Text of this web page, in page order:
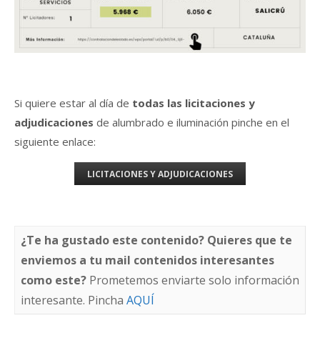
Si quiere estar al día de todas las licitaciones y
adjudicaciones de alumbrado e iluminación pinche en el
siguiente enlace:
LICITACIONES Y ADJUDICACIONES
¿Te ha gustado este contenido? Quieres que te
enviemos a tu mail contenidos interesantes
como este? Prometemos enviarte solo información
interesante. Pincha AQUÍ